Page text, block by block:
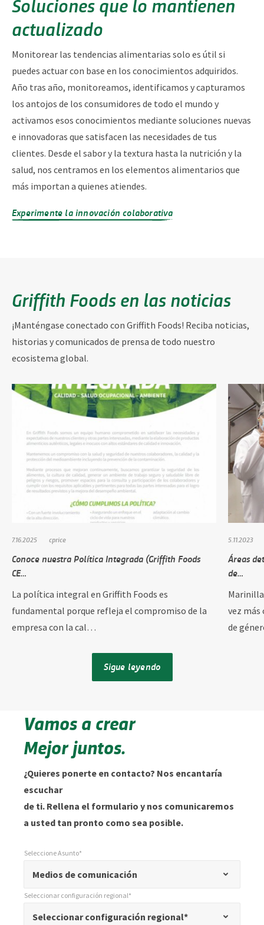
actualizado
Monitorear las tendencias alimentarias solo es útil si
puedes actuar con base en los conocimientos adquiridos.
Año tras año, monitoreamos, identificamos y capturamos
los antojos de los consumidores de todo el mundo y
activamos esos conocimientos mediante soluciones nuevas
e innovadoras que satisfacen las necesidades de tus
clientes. Desde el sabor y la textura hasta la nutrición y la
salud, nos centramos en los elementos alimentarios que
más importan a quienes atiendes.
Experimente la innovación colaborativa
Griffith Foods en las noticias
¡Manténgase conectado con Griffith Foods! Reciba noticias,
historias y comunicados de prensa de todo nuestro
ecosistema global.
7.16.2025 cprice
Conoce nuestra Política Integrada (Griffith Foods
CE…
La política integral en Griffith Foods es
fundamental porque refleja el compromiso de la
empresa con la cal…
5.11.2023
Áreas
de…
vez más
de
Sigue leyendo
Vamos a crear
Mejor juntos.
¿Quieres ponerte en contacto? Nos encantaría
escuchar
de ti. Rellena el formulario y nos comunicaremos
a usted tan pronto como sea posible.
"
indica
Medios de comunicación
Seleccione Asunto*
Seleccionar configuración regional*
Seleccionar configuración regional*